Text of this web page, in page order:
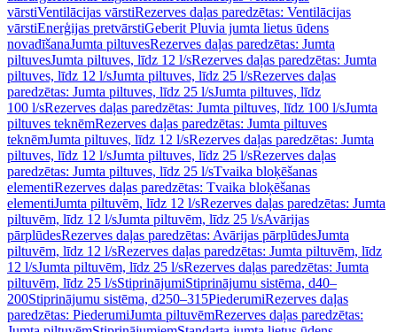
vārstiVentilācijas vārstiRezerves daļas paredzētas: Ventilācijas
vārstiEnerģijas pretvārstiGeberit Pluvia jumta lietus ūdens
novadīšanaJumta piltuvesRezerves daļas paredzētas: Jumta
piltuvesJumta piltuves, līdz 12 l/sRezerves daļas paredzētas: Jumta
piltuves, līdz 12 l/sJumta piltuves, līdz 25 l/sRezerves daļas
paredzētas: Jumta piltuves, līdz 25 l/sJumta piltuves, līdz
100 l/sRezerves daļas paredzētas: Jumta piltuves, līdz 100 l/sJumta
piltuves teknēmRezerves daļas paredzētas: Jumta piltuves
teknēmJumta piltuves, līdz 12 l/sRezerves daļas paredzētas: Jumta
piltuves, līdz 12 l/sJumta piltuves, līdz 25 l/sRezerves daļas
paredzētas: Jumta piltuves, līdz 25 l/sTvaika bloķēšanas
elementiRezerves daļas paredzētas: Tvaika bloķēšanas
elementiJumta piltuvēm, līdz 12 l/sRezerves daļas paredzētas: Jumta
piltuvēm, līdz 12 l/sJumta piltuvēm, līdz 25 l/sAvārijas
pārplūdesRezerves daļas paredzētas: Avārijas pārplūdesJumta
piltuvēm, līdz 12 l/sRezerves daļas paredzētas: Jumta piltuvēm, līdz
12 l/sJumta piltuvēm, līdz 25 l/sRezerves daļas paredzētas: Jumta
piltuvēm, līdz 25 l/sStiprinājumiStiprinājumu sistēma, d40–
200Stiprinājumu sistēma, d250–315PiederumiRezerves daļas
paredzētas: PiederumiJumta piltuvēmRezerves daļas paredzētas: